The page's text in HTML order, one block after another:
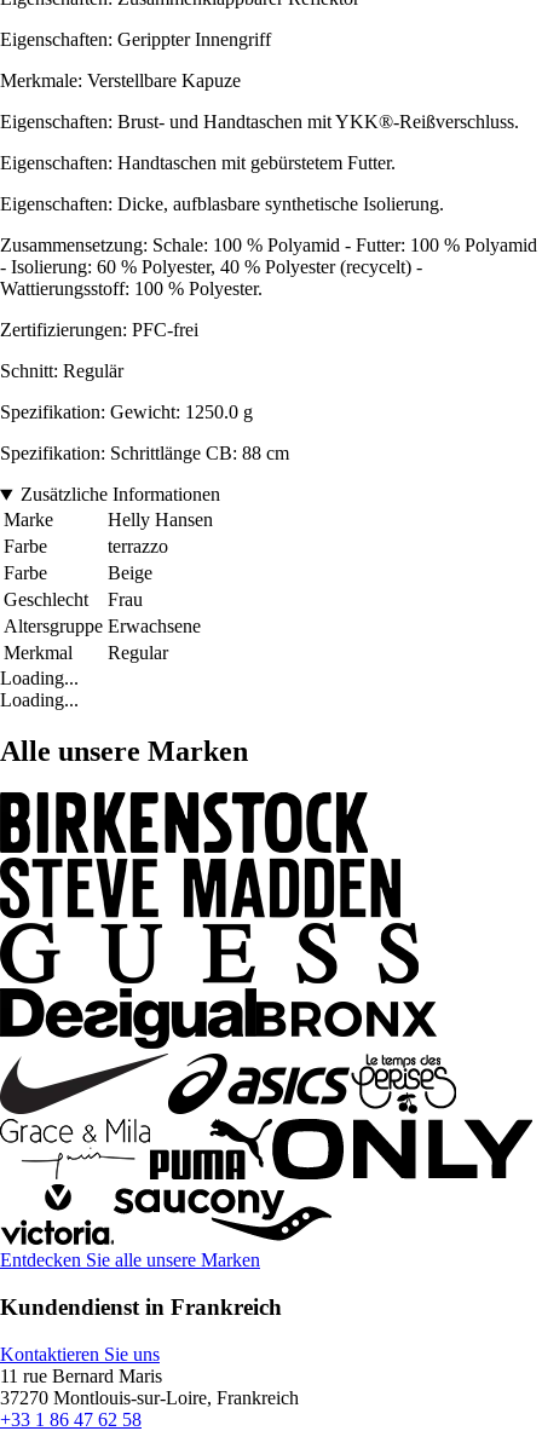
Eigenschaften: Gerippter Innengriff
Merkmale: Verstellbare Kapuze
Eigenschaften: Brust- und Handtaschen mit YKK®-Reißverschluss.
Eigenschaften: Handtaschen mit gebürstetem Futter.
Eigenschaften: Dicke, aufblasbare synthetische Isolierung.
Zusammensetzung: Schale: 100 % Polyamid - Futter: 100 % Polyamid
- Isolierung: 60 % Polyester, 40 % Polyester (recycelt) -
Wattierungsstoff: 100 % Polyester.
Zertifizierungen: PFC-frei
Schnitt: Regulär
Spezifikation: Gewicht: 1250.0 g
Spezifikation: Schrittlänge CB: 88 cm
Zusätzliche Informationen
Marke
Helly Hansen
Farbe
terrazzo
Farbe
Beige
Geschlecht
Frau
Altersgruppe Erwachsene
Merkmal
Regular
Loading...
Loading...
Alle unsere Marken
Entdecken Sie alle unsere Marken
Kundendienst in Frankreich
Kontaktieren Sie uns
11 rue Bernard Maris
37270 Montlouis-sur-Loire, Frankreich
+33 1 86 47 62 58